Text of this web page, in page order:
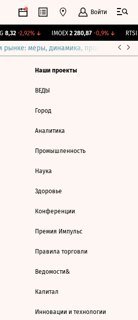
Войти
8,32 -2,92%↓ IMOEX 2 280,87 -0,9%↓ RTSI
рынке: меры, динамика, прогнозы
Наши проекты
ВЕДЫ
Город
Аналитика
Промышленность
Наука
Здоровье
Конференции
Премия Импульс
Правила торговли
Ведомости&
Капитал
Инновации и технологии